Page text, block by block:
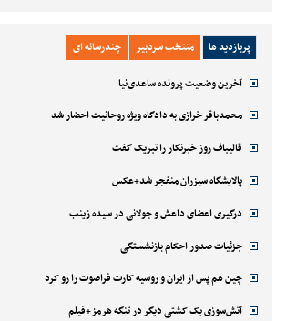
پربازدید ها منتخب سردبیر چندرسانه ای
آخرین وضعیت پرونده ساعدی‌نیا
محمدباقر خرازی به دادگاه ویژه روحانیت احضار شد
قالیباف روز خبرنگار را تبریک گفت
پالایشگاه سیزران منفجر شد+عکس
درگیری اعضای داعش و جولانی در سیده زینب
جزئیات صدور احکام بازنشستگی
چین هم پس از ایران و روسیه کارت فراصوت را رو کرد
آتش‌سوزی یک کشتی دیگر در تنگه هرمز+فیلم